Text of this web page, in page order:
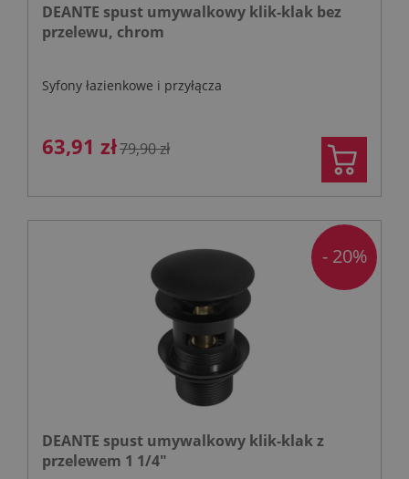
DEANTE spust umywalkowy klik-klak bez
przelewu, chrom
Syfony łazienkowe i przyłącza
63,91 zł79,90 zł
DEANTE spust umywalkowy klik-klak z
przelewem 1 1/4"
- 20%